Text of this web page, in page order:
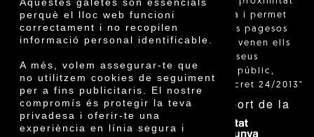
Aquestes galetes són essencials
perquè el lloc web funcioni
correctament i no recopilen
informació personal identificable.
A més, volem assegurar-te que
no utilitzem cookies de seguiment
per a fins publicitaris. El nostre
compromís és protegir la teva
privadesa i oferir-te una
experiència en línia segura i
està regulada i permet
identificar els pagesos
catalans que venen ells
mateixos els seus
productes al públic,
segons el Decret 24/2013"
Amb el suport de la